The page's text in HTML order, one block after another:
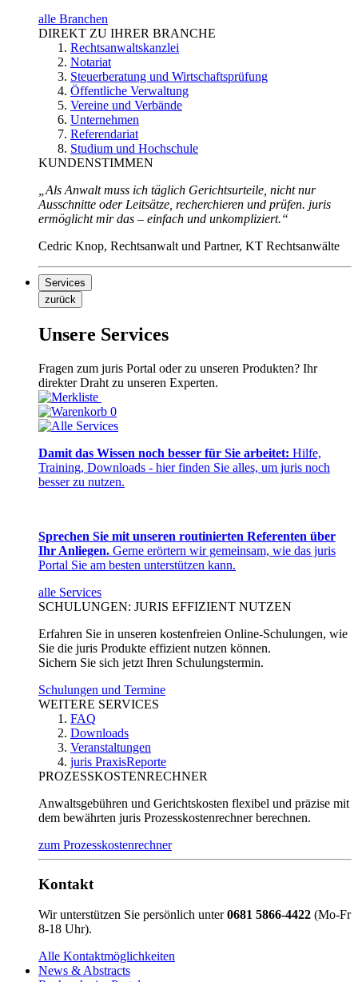
alle Branchen
DIREKT ZU IHRER BRANCHE
Rechtsanwaltskanzlei
Notariat
Steuerberatung und Wirtschaftsprüfung
Öffentliche Verwaltung
Vereine und Verbände
Unternehmen
Referendariat
Studium und Hochschule
KUNDENSTIMMEN
„Als Anwalt muss ich täglich Gerichtsurteile, nicht nur
Ausschnitte oder Leitsätze, recherchieren und prüfen. juris
ermöglicht mir das – einfach und unkompliziert.“
Cedric Knop, Rechtsanwalt und Partner, KT Rechtsanwälte
Services
zurück
Unsere Services
Fragen zum juris Portal oder zu unseren Produkten? Ihr
direkter Draht zu unseren Experten.
0
Damit das Wissen noch besser für Sie arbeitet: Hilfe,
Training, Downloads - hier finden Sie alles, um juris noch
besser zu nutzen.
Sprechen Sie mit unseren routinierten Referenten über
Ihr Anliegen. Gerne erörtern wir gemeinsam, wie das juris
Portal Sie am besten unterstützen kann.
alle Services
SCHULUNGEN: JURIS EFFIZIENT NUTZEN
Erfahren Sie in unseren kostenfreien Online-Schulungen, wie
Sie die juris Produkte effizient nutzen können.
Sichern Sie sich jetzt Ihren Schulungstermin.
Schulungen und Termine
WEITERE SERVICES
FAQ
Downloads
Veranstaltungen
juris PraxisReporte
PROZESSKOSTENRECHNER
Anwaltsgebühren und Gerichtskosten flexibel und präzise mit
dem bewährten juris Prozesskostenrechner berechnen.
zum Prozesskostenrechner
Kontakt
Wir unterstützen Sie persönlich unter0681 5866-4422 (Mo-Fr
8-18 Uhr).
Alle Kontaktmöglichkeiten
News & Abstracts